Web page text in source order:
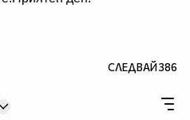
РАЗБИРАТЕ В САЙТА
СЛЕДВАЙ386